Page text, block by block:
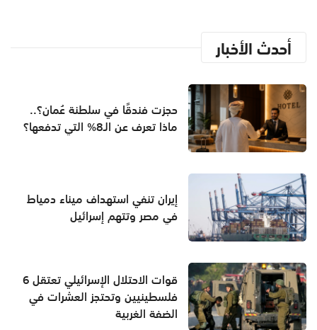
أحدث الأخبار
حجزت فندقًا في سلطنة عُمان؟..
ماذا تعرف عن الـ8% التي تدفعها؟
إيران تنفي استهداف ميناء دمياط
في مصر وتتهم إسرائيل
قوات الاحتلال الإسرائيلي تعتقل 6
فلسطينيين وتحتجز العشرات في
الضفة الغربية